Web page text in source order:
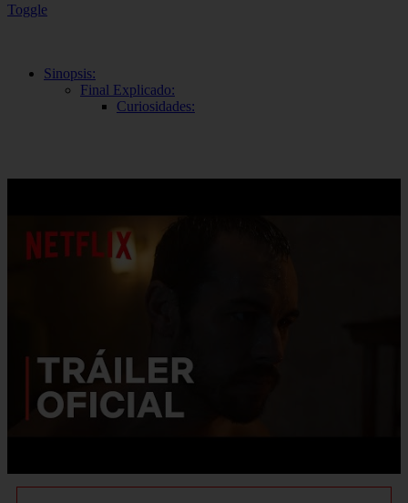
Toggle
Sinopsis:
Final Explicado:
Curiosidades: